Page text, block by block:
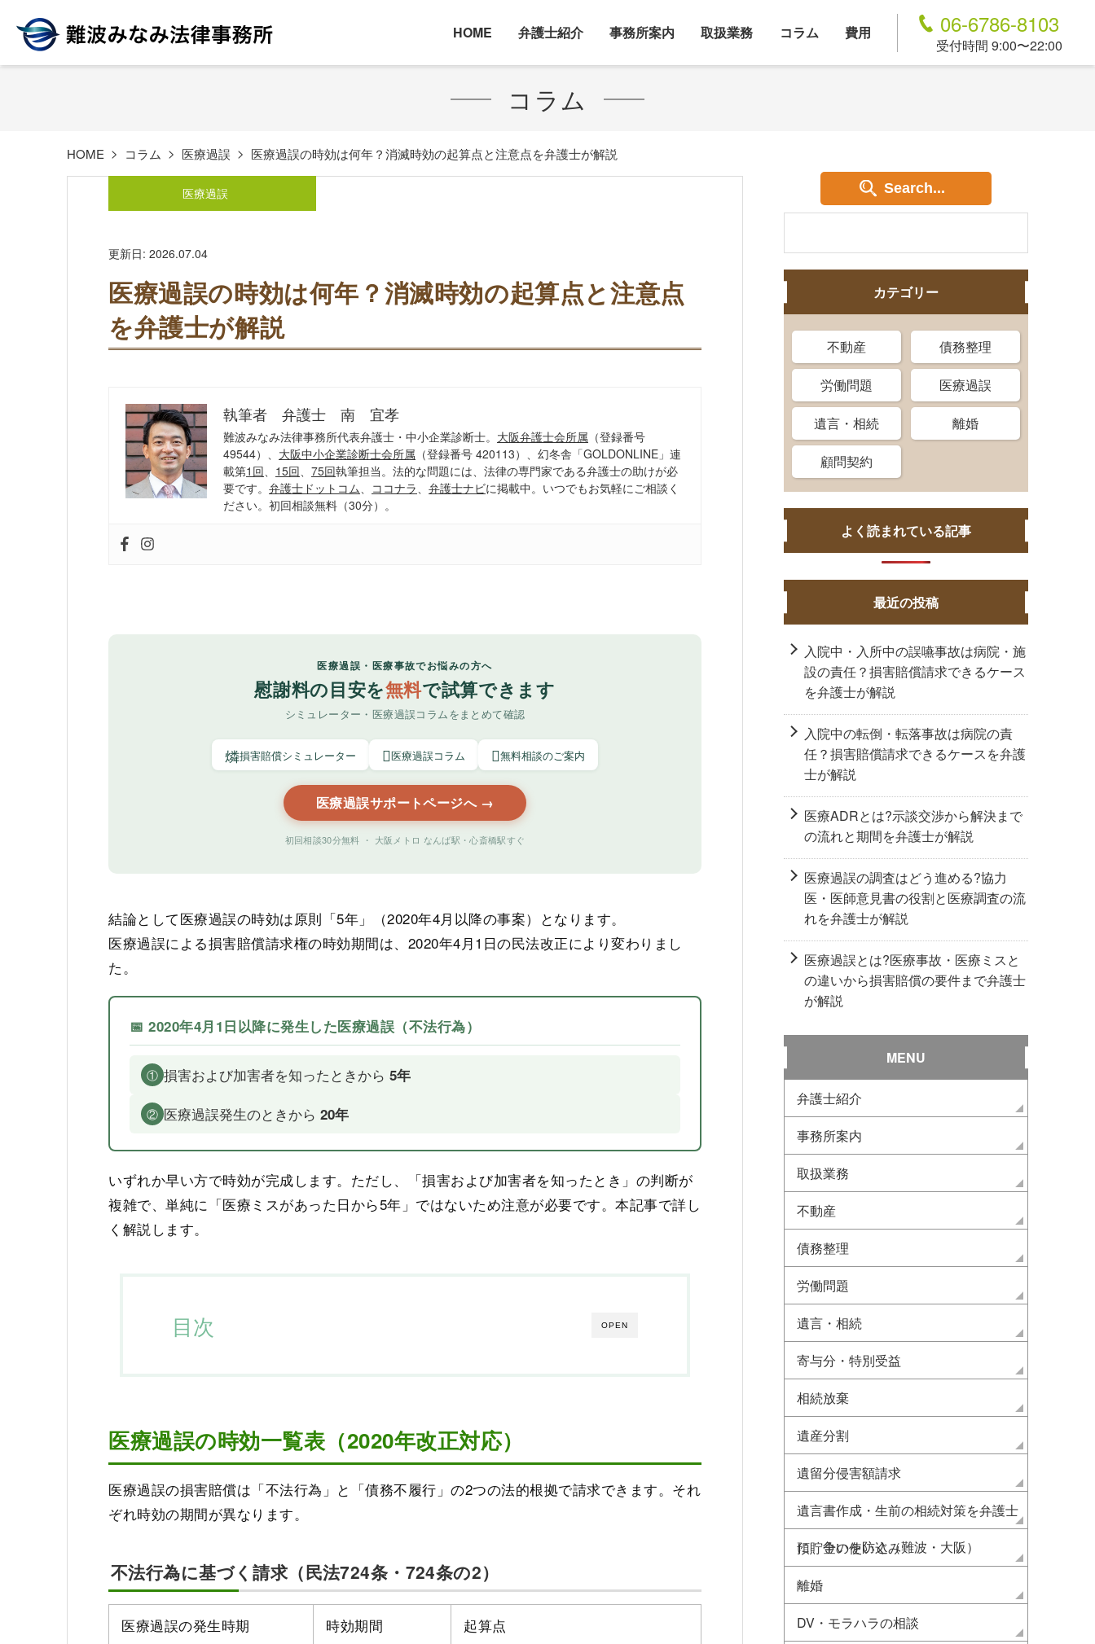
HOME 弁護士紹介 事務所案内 取扱業務 コラム 費用 06-6786-8103
受付時間 9:00〜22:00
コラム
HOME コラム 医療過誤 医療過誤の時効は何年？消滅時効の起算点と注意点を弁護士が解説
医療過誤
更新日: 2026.07.04
医療過誤の時効は何年？消滅時効の起算点と注意点
を弁護士が解説
執筆者 弁護士 南 宜孝
難波みなみ法律事務所代表弁護士・中小企業診断士。 大阪弁護士会所属 （登録番号
49544）、 大阪中小企業診断士会所属 （登録番号 420113）、幻冬舎「GOLDONLINE」連
載第1回、 15回、 75回執筆担当。法的な問題には、法律の専門家である弁護士の助けが必
要です。 弁護士ドットコム、 ココナラ、 弁護士ナビに掲載中。いつでもお気軽にご相談く
ださい。初回相談無料（30分）。
医療過誤・医療事故でお悩みの方へ
慰謝料の目安を無料で試算できます
シミュレーター・医療過誤コラムをまとめて確認
燐損害賠償シミュレーター 医療過誤コラム 無料相談のご案内
医療過誤サポートページへ →
初回相談30分無料 ・ 大阪メトロ なんば駅・心斎橋駅すぐ
結論として医療過誤の時効は原則「5年」（2020年4月以降の事案）となります。
医療過誤による損害賠償請求権の時効期間は、2020年4月1日の民法改正により変わりまし
た。
📅 2020年4月1日以降に発生した医療過誤（不法行為）
① 損害および加害者を知ったときから 5年
② 医療過誤発生のときから 20年
いずれか早い方で時効が完成します。ただし、「損害および加害者を知ったとき」の判断が
複雑で、単純に「医療ミスがあった日から5年」ではないため注意が必要です。本記事で詳し
く解説します。
OPEN
目次
医療過誤の時効一覧表（2020年改正対応）
医療過誤の損害賠償は「不法行為」と「債務不履行」の2つの法的根拠で請求できます。それ
ぞれ時効の期間が異なります。
不法行為に基づく請求（民法724条・724条の2）
医療過誤の発生時期 時効期間 起算点
Search...
カテゴリー
不動産 債務整理
労働問題 医療過誤
遺言・相続 離婚
顧問契約
よく読まれている記事
最近の投稿
入院中・入所中の誤嚥事故は病院・施
設の責任？損害賠償請求できるケース
を弁護士が解説
入院中の転倒・転落事故は病院の責
任？損害賠償請求できるケースを弁護
士が解説
医療ADRとは?示談交渉から解決まで
の流れと期間を弁護士が解説
医療過誤の調査はどう進める?協力
医・医師意見書の役割と医療調査の流
れを弁護士が解説
医療過誤とは?医療事故・医療ミスと
の違いから損害賠償の要件まで弁護士
が解説
MENU
弁護士紹介
事務所案内
取扱業務
不動産
債務整理
労働問題
遺言・相続
寄与分・特別受益
相続放棄
遺産分割
遺留分侵害額請求
遺言書作成・生前の相続対策を弁護士
に 争いを防ぐ（難波・大阪）
預貯金の使い込み
離婚
DV・モラハラの相談